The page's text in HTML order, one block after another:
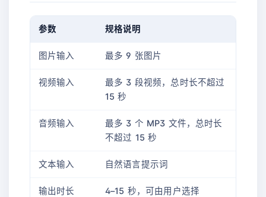
参数 规格说明
图片输入 最多 9 张图片
视频输入
最多 3 段视频，总时长不超过
15 秒
音频输入
最多 3 个 MP3 文件，总时长
不超过 15 秒
文本输入 自然语言提示词
输出时长 4–15 秒，可由用户选择